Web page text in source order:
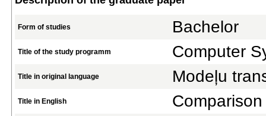
Form of studies Bachelor
Title of the study programm Computer
Title in original language Modeļu
Title in English